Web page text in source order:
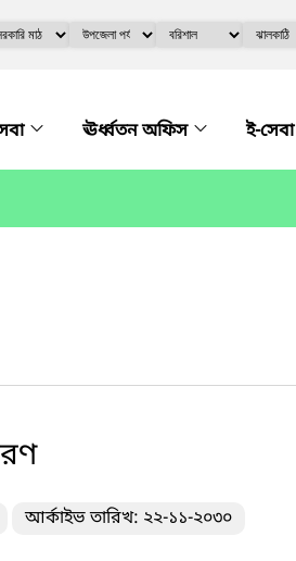
ঊর্ধ্বতন অফিস ই-সেবা
আর্কাইভ তারিখ: ২২-১১-২০৩০